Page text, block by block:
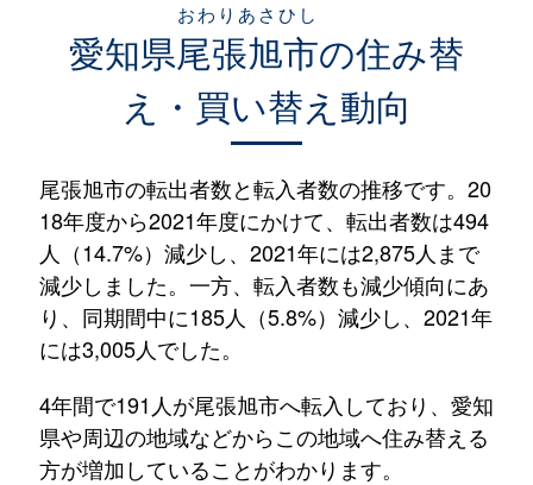
愛知県尾張旭市
おわりあさひし
の住み替
え・買い替え動向
尾張旭市の転出者数と転入者数の推移です。20
18年度から2021年度にかけて、転出者数は494
人（14.7%）減少し、2021年には2,875人まで
減少しました。一方、転入者数も減少傾向にあ
り、同期間中に185人（5.8%）減少し、2021年
には3,005人でした。
4年間で191人が尾張旭市へ転入しており、愛知
県や周辺の地域などからこの地域へ住み替える
方が増加していることがわかります。